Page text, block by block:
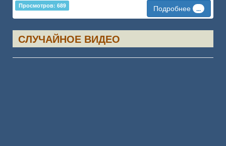
Просмотров: 689 Подробнее ...
СЛУЧАЙНОЕ ВИДЕО